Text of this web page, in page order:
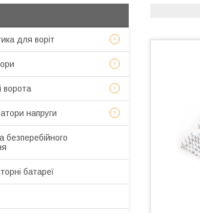
для воріт
ворота
напруги
безперебійного
батареї